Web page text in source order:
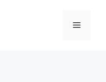
메